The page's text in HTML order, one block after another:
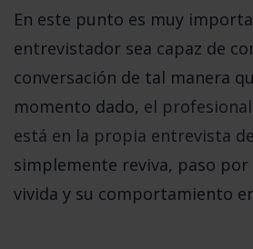
En este punto es muy
entrevistador sea capaz de
conversación de tal manera
momento dado, el
está en la propia entrevista
simplemente reviva, paso
vivida y su comportamiento